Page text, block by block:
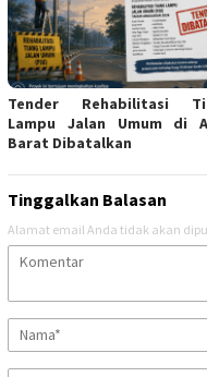
Tender Rehabilitasi
Lampu Jalan Umum di
Barat Dibatalkan
Tinggalkan Balasan
Alamat email Anda tidak akan